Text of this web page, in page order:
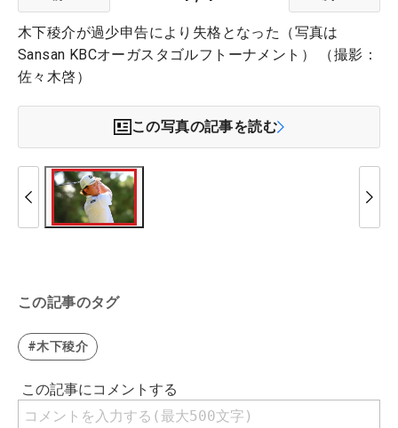
木下稜介が過少申告により失格となった（写真は
Sansan KBCオーガスタゴルフトーナメント） （撮影：
佐々木啓）
この写真の記事を読む
この記事のタグ
#木下稜介